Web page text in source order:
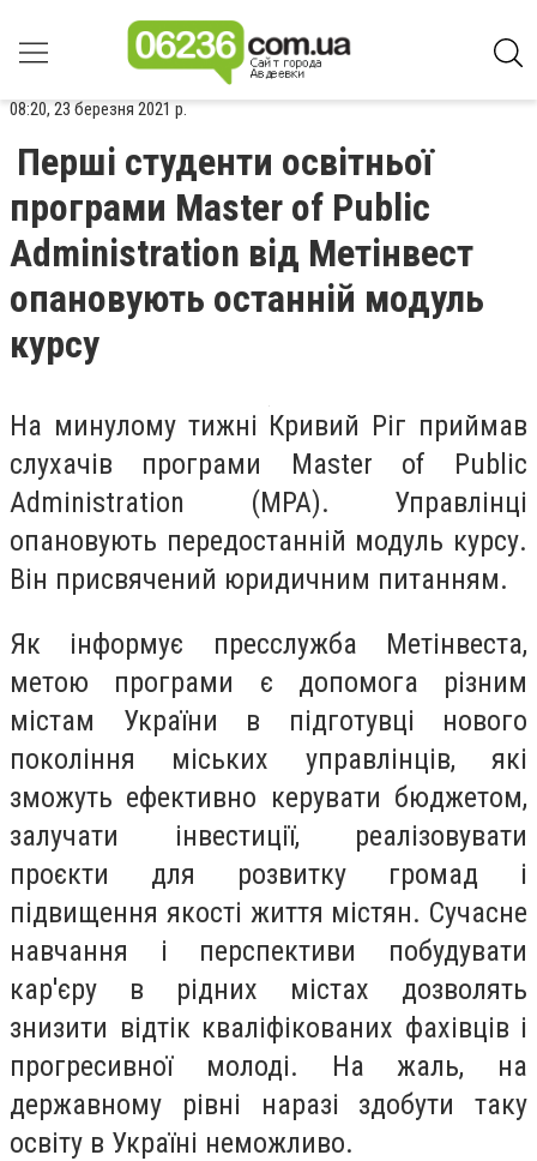
08:20, 23 березня 2021 р.
Перші студенти освітньої
програми Master of Public
Administration від Метінвест
опановують останній модуль
курсу
На минулому тижні Кривий Ріг приймав
слухачів програми Master of Public
Administration (МРА). Управлінці
опановують передостанній модуль курсу.
Він присвячений юридичним питанням.
Як інформує пресслужба Метінвеста,
метою програми є допомога різним
містам України в підготувці нового
покоління міських управлінців, які
зможуть ефективно керувати бюджетом,
залучати інвестиції, реалізовувати
проєкти для розвитку громад і
підвищення якості життя містян. Сучасне
навчання і перспективи побудувати
кар'єру в рідних містах дозволять
знизити відтік кваліфікованих фахівців і
прогресивної молоді. На жаль, на
державному рівні наразі здобути таку
освіту в Україні неможливо.